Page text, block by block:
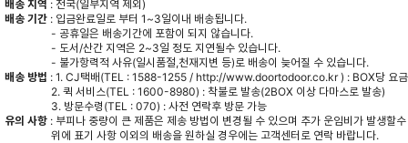
배송 지역 : 전국(일부지역 제외)
배송 기간 : 입금완료일로 부터 1~3일이내 배송됩니다.
- 공휴일은 배송기간에 포함이 되지 않습니다.
- 도서/산간 지역은 2~3일 정도 지연될수 있습니다.
- 불가항력적 사유(일시품절,천재지변 등)로 배송이 늦어질 수 있습니다.
배송 방법 : 1. CJ택배(TEL : 1588-1255 / http://www.doortodoor.co.kr) : BOX당 요
2. 퀵 서비스(TEL : 1600-8980) : 착불로 발송(2BOX 이상 다마스로 발송)
3. 방문수령(TEL : 070) : 사전 연락후 방문 가능
유의 사항 : 부피나 중량이 큰 제품은 제송 방법이 변경될 수 있으며 추가 운임비가 발생할
위에 표기 사항 이외의 배송을 원하실 경우에는 고객센터로 연락 바랍니다.